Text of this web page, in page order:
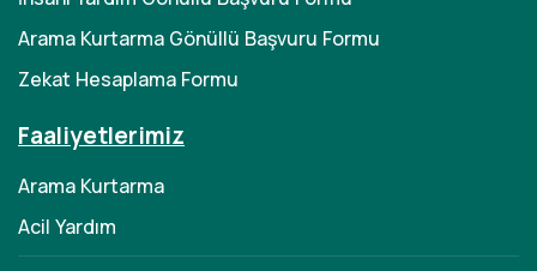
Arama Kurtarma Gönüllü Başvuru Formu
Zekat Hesaplama Formu
Faaliyetlerimiz
Arama Kurtarma
Acil Yardım